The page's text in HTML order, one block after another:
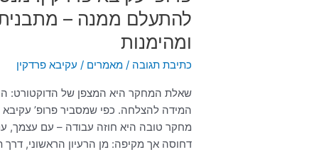
להתעלם ממנה – מתבנית
ומהימנות
כתיבת תגובה /מאמרים / עקיבא פרדקין
שאלת המחקר היא המצפן של הדוקטורט:
המידה להצלחה. כפי שמסביר פרופ’ עקיבא
מחקר טובה היא חוזה עבודה – עם עצמך,
דחוסה אך מקיפה: מן הרעיון הראשוני, דרך